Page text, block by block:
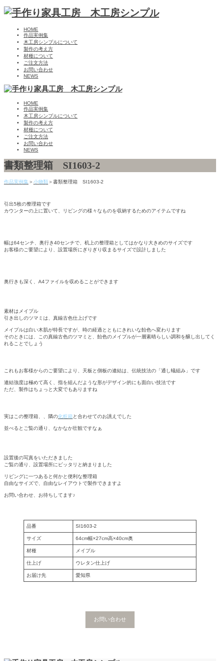
HOME
作品実例集
木工房シンプルについて
製作の考え方
材種について
ご注文方法
お問い合わせ
NEWS
HOME
作品実例集
木工房シンプルについて
製作の考え方
材種について
ご注文方法
お問い合わせ
NEWS
書類整理箱 SI1603-2
作品実例集＞小物類 ＞書類整理箱 SI1603-2
引出5枚の整理箱です
カウンターの上に置いて、リビングの様々なものを収納するためのアイテムですね
幅は64センチ、奥行き40センチで、机上の整理箱としてはかなり大きめのサイズです
お客様のご要望により、設置場所にぎりぎり収まるサイズで設計しました
奥行きも深く、A4ファイルを収めることができます
素材はメイプル
引き出しのツマミは、真鍮古色仕上げです
メイプルは白い木肌が特長ですが、時の経過とともにきれいな飴色へ変わります
そのときには、この真鍮古色のツマミと、飴色のメイプルが一層素晴らしい調和を醸し出してく
れることでしょう
これもお客様からのご要望により、天板と側板の連結は、伝統技法の「通し蟻組み」です
連結強度は極めて高く、指を組んだような形がデザイン的にも面白い技法です
ただ、製作はちょっと大変でもありますね
実はこの整理箱、、隣の化粧箱と合わせてのお誂えでした
並べるとご覧の通り、なかなか壮観ですなぁ
設置後の写真をいただきました
ご覧の通り、設置場所にピッタリと納まりました
リビングに一つあると何かと便利な整理箱
自由なサイズで、自由なレイアウトで製作できますよ
お問い合わせ、お待ちしてます♪
品番 SI1603-2
サイズ 64cm幅×27cm高×40cm奥
材種 メイプル
仕上げ ウレタン仕上げ
お届け先 愛知県
お問い合わせ